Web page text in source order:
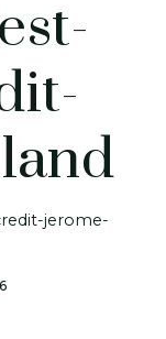
jerome-